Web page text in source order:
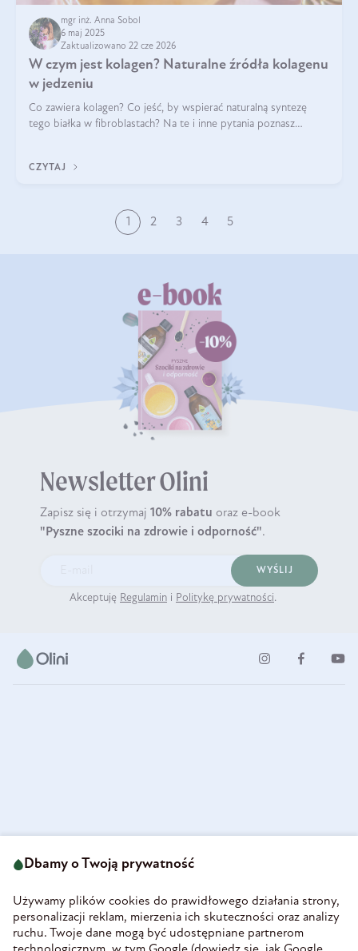
mgr inż. Anna Sobol
6 maj 2025
Zaktualizowano 22 cze 2026
W czym jest kolagen? Naturalne źródła kolagenu
w jedzeniu
Co zawiera kolagen? Co jeść, by wspierać naturalną syntezę
tego białka w fibroblastach? Na te i inne pytania poznasz
CZYTAJ
1 2 3 4 5
Newsletter Olini
Zapisz się i otrzymaj 10% rabatu oraz e-book
"Pyszne szociki na zdrowie i odporność".
WYŚLIJ
Akceptuję Regulamin i Politykę prywatności.
58-160 Świebodzice
REGON 890213034
INFORMACJE
Dbamy o Twoją prywatność
Używamy plików cookies do prawidłowego działania strony,
personalizacji reklam, mierzenia ich skuteczności oraz analizy
ruchu. Twoje dane mogą być udostępniane partnerom